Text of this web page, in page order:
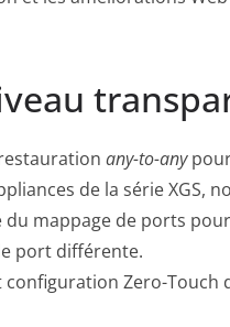
any-to-anypour
de la série XGS,
du mappage de ports
port différente.
Zero-Touch